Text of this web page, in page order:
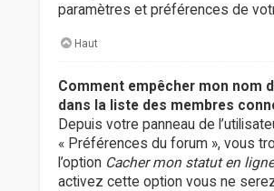
paramètres et préférences de
Haut
Comment empêcher mon nom
dans la liste des membres
Depuis votre panneau de
« Préférences du forum », vous
l’option Cacher mon statut en ligne
activez cette option vous ne